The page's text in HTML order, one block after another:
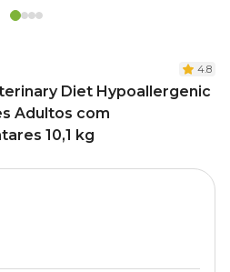
4.8
Diet Hypoallergenic
Adultos com
10,1 kg